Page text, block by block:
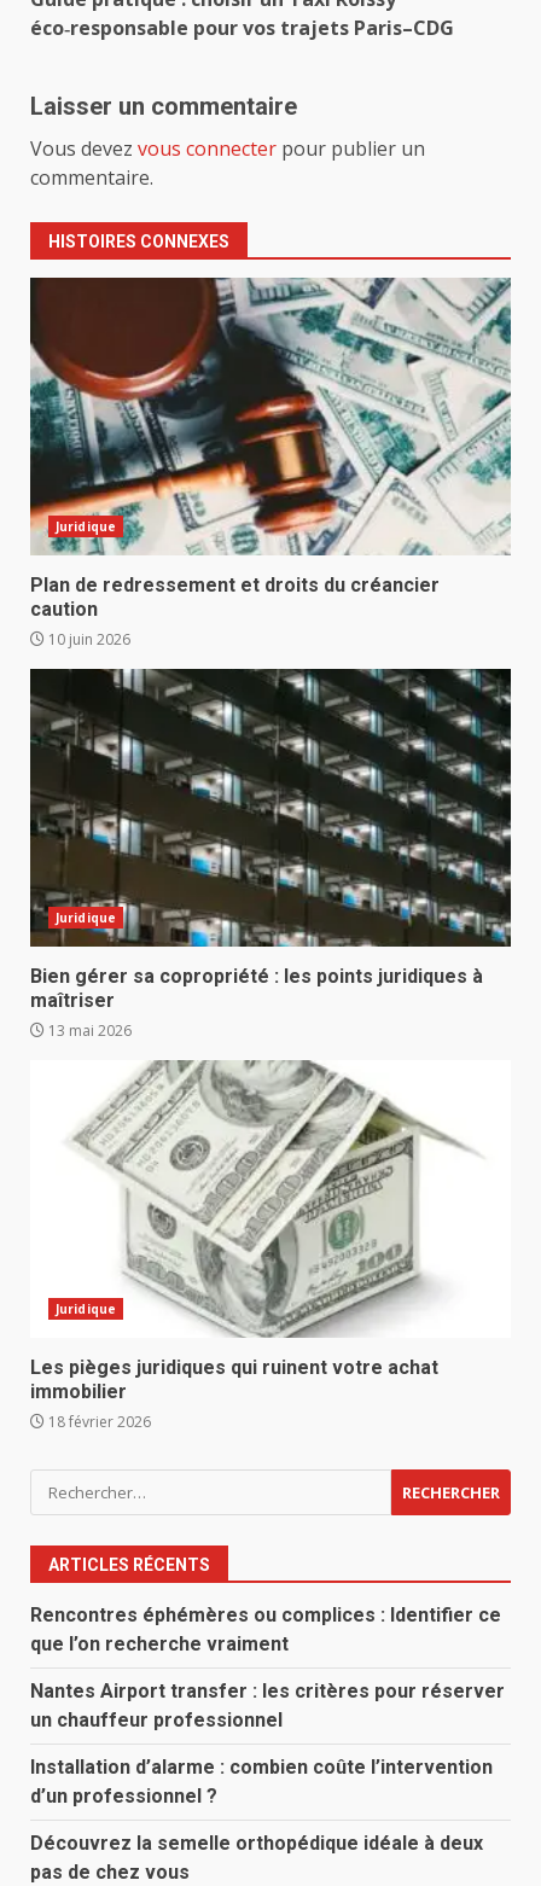
éco‑responsable pour vos trajets Paris–CDG
Laisser un commentaire
Vous devez vous connecter pour publier un
commentaire.
HISTOIRES CONNEXES
Juridique
Plan de redressement et droits du créancier
caution
10 juin 2026
Juridique
Bien gérer sa copropriété : les points juridiques à
maîtriser
13 mai 2026
Juridique
Les pièges juridiques qui ruinent votre achat
immobilier
18 février 2026
Rechercher :
ARTICLES RÉCENTS
Rencontres éphémères ou complices : Identifier ce
que l’on recherche vraiment
Nantes Airport transfer : les critères pour réserver
un chauffeur professionnel
Installation d’alarme : combien coûte l’intervention
d’un professionnel ?
Découvrez la semelle orthopédique idéale à deux
pas de chez vous